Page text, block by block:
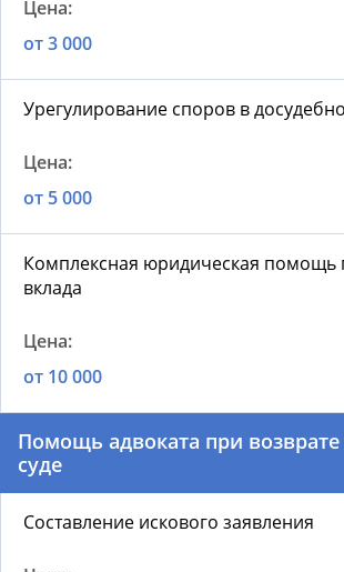
от 3 000
Урегулирование споров в
от 5 000
Комплексная юридическая помощь
вклада
от 10 000
Помощь адвоката при возврате
суде
Составление искового заявления